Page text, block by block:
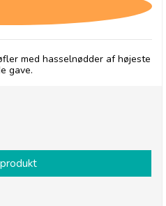
med hasselnødder af højeste
gave.